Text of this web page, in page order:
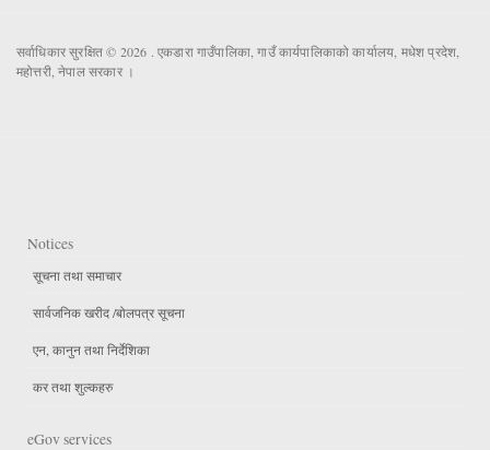
सर्वाधिकार सुरक्षित © 2026 . एकडारा गाउँपालिका, गाउँ कार्यपालिकाको कार्यालय, मधेश प्रदेश,
महोत्तरी, नेपाल सरकार ।
Notices
सूचना तथा समाचार
सार्वजनिक खरीद /बोलपत्र सूचना
एन, कानुन तथा निर्देशिका
कर तथा शुल्कहरु
eGov services